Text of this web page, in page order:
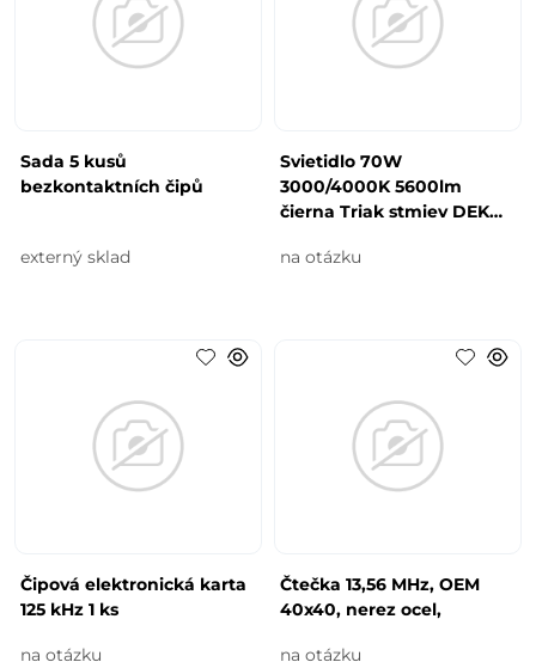
Sada 5 kusů
bezkontaktních čipů
externý sklad
Svietidlo 70W
3000/4000K 5600lm
čierna Triak stmiev DEKO-
na otázku
Čipová elektronická karta
125 kHz 1 ks
na otázku
Čtečka 13,56 MHz, OEM
40x40, nerez ocel,
na otázku